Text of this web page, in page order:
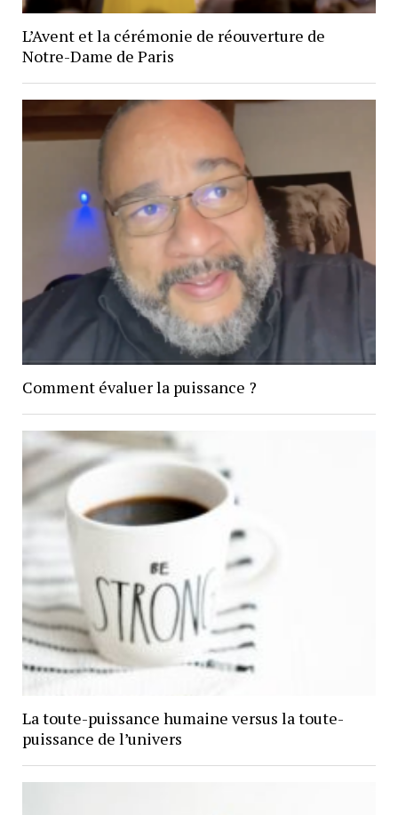
L’Avent et la cérémonie de réouverture de
Notre-Dame de Paris
Comment évaluer la puissance ?
La toute-puissance humaine versus la toute-
puissance de l’univers